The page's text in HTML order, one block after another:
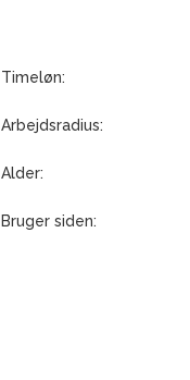
Timeløn:
Arbejdsradius:
Alder:
Bruger siden: